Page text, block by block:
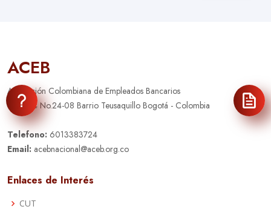
ACEB
Asociación Colombiana de Empleados Bancarios
Calle 34 No.24-08 Barrio Teusaquillo Bogotá - Colombia
Telefono: 6013383724
Email: acebnacional@aceb.org.co
Enlaces de Interés
CUT